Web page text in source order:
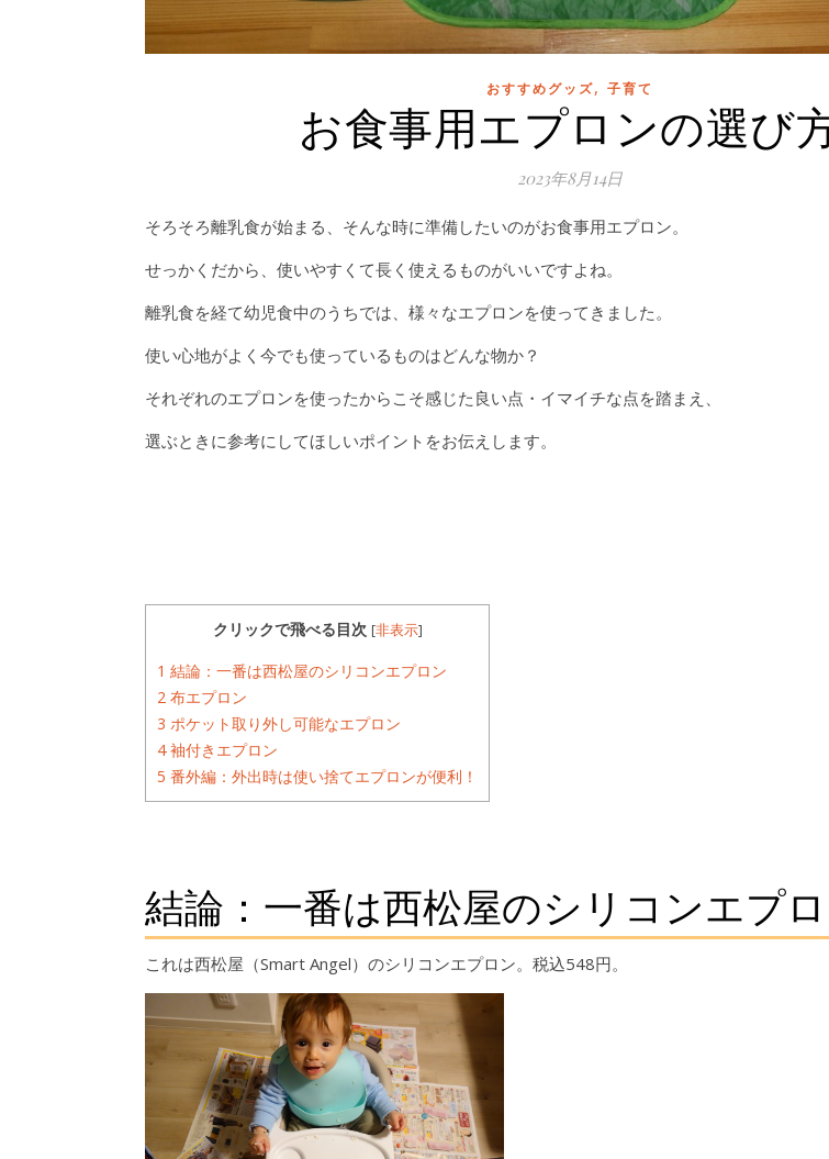
おすすめグッズ, 子育て
お食事用エプロンの選び
2023年8月14日
そろそろ離乳食が始まる、そんな時に準備したいのがお食事用エプロン。
せっかくだから、使いやすくて長く使えるものがいいですよね。
離乳食を経て幼児食中のうちでは、様々なエプロンを使ってきました。
使い心地がよく今でも使っているものはどんな物か？
それぞれのエプロンを使ったからこそ感じた良い点・イマイチな点を踏まえ、
選ぶときに参考にしてほしいポイントをお伝えします。
クリックで飛べる目次 [非表示]
1 結論：一番は西松屋のシリコンエプロン
2 布エプロン
3 ポケット取り外し可能なエプロン
4袖付きエプロン
5 番外編：外出時は使い捨てエプロンが便利！
結論：一番は西松屋のシリコンエプ
これは西松屋（Smart Angel）のシリコンエプロン。税込548円。